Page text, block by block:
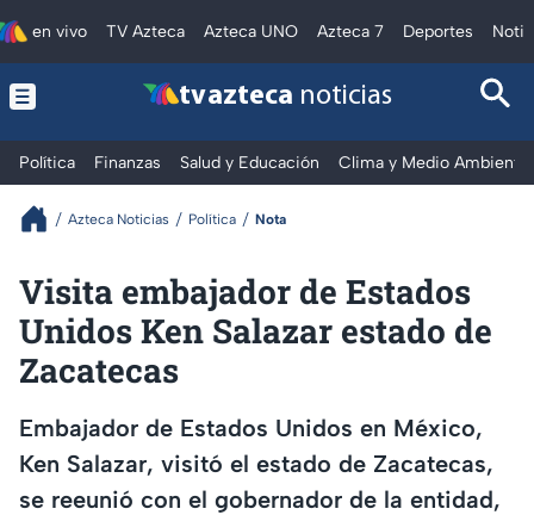
en vivo TV Azteca Azteca UNO Azteca 7 Deportes
tv azteca noticias
Política Finanzas Salud y Educación Clima y Medio Ambiente
Azteca Noticias Política Nota
Visita embajador de Estados
Unidos Ken Salazar estado de
Zacatecas
Embajador de Estados Unidos en México,
Ken Salazar, visitó el estado de Zacatecas,
se reeunió con el gobernador de la entidad,